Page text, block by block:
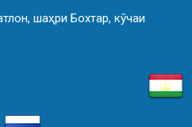
шаҳри Бохтар, кӯчаи